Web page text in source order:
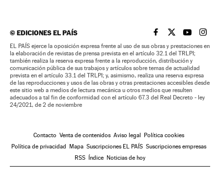
©EDICIONES EL PAÍS EL PAÍS BRASIL EN
EL PAÍSEL PAÍS
EL
EL PAÍS ejerce la oposición expresa frente al uso de sus obras y prestaciones en
la elaboración de revistas de prensa prevista en el artículo 32.1 del TRLPI;
también realiza la reserva expresa frente a la reproducción, distribución y
comunicación pública de sus trabajos y artículos sobre temas de actualidad
prevista en el artículo 33.1 del TRLPI; y, asimismo, realiza una reserva expresa
de las reproducciones y usos de las obras y otras prestaciones accesibles desde
este sitio web a medios de lectura mecánica u otros medios que resulten
adecuados a tal fin de conformidad con el artículo 67.3 del Real Decreto - ley
24/2021, de 2 de noviembre
Contacto Venta de contenidos Aviso legal
Política cookies
Política de privacidad
Mapa Suscripciones EL PAÍS Suscripciones empresas
RSS
Índice Noticias de hoy